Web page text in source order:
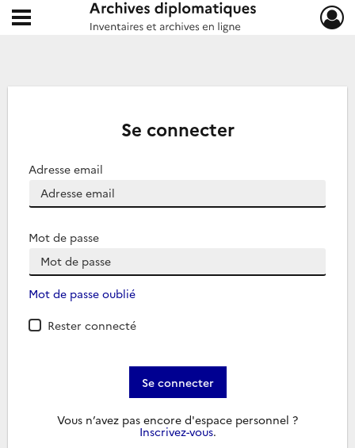
Archives diplomatiques
Ouvrir le menu déroulant
Se connecter
Adresse email
Mot de passe
Mot de passe oublié
Rester connecté
Se connecter
Vous n’avez pas encore d'espace personnel ?
Inscrivez-vous.